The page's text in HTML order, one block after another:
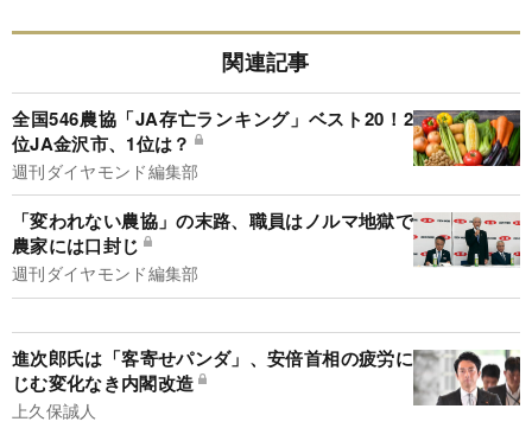
関連記事
全国546農協「JA存亡ランキング」ベスト20！2
位JA金沢市、1位は？
週刊ダイヤモンド編集部
「変われない農協」の末路、職員はノルマ地獄で
農家には口封じ
週刊ダイヤモンド編集部
進次郎氏は「客寄せパンダ」、安倍首相の疲労に
じむ変化なき内閣改造
上久保誠人